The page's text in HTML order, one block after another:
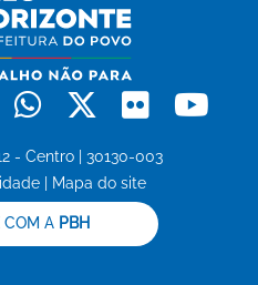
TiktokWhatsapp
X Flickr
- Centro | 30130-003
Mapa do site
A PBH